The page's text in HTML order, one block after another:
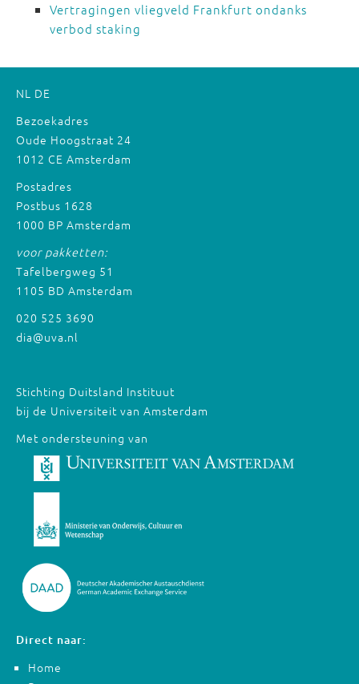
Vertragingen vliegveld Frankfurt ondanks
verbod staking
NL DE
Bezoekadres
Oude Hoogstraat 24
1012 CE Amsterdam
Postadres
Postbus 1628
1000 BP Amsterdam
voor pakketten:
Tafelbergweg 51
1105 BD Amsterdam
020 525 3690
dia@uva.nl
Stichting Duitsland Instituut
bij de Universiteit van Amsterdam
Met ondersteuning van
Direct naar:
Home